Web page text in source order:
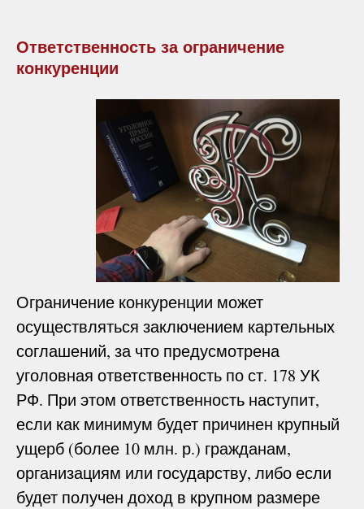
Ответственность за ограничение
конкуренции
Ограничение конкуренции может
осуществляться заключением картельных
соглашений, за что предусмотрена
уголовная ответственность по ст. 178 УК
РФ. При этом ответственность наступит,
если как минимум будет причинен крупный
ущерб (более 10 млн. р.) гражданам,
организациям или государству, либо если
будет получен доход в крупном размере